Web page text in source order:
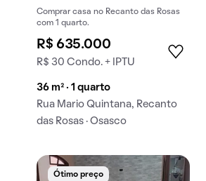
Comprar casa no Recanto das Rosas
com 1 quarto.
R$ 635.000
R$ 30 Condo. + IPTU
36 m² · 1 quarto
Rua Mario Quintana, Recanto
das Rosas · Osasco
Ótimo preço